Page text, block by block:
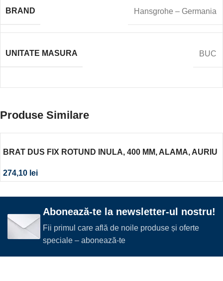
BRAND Hansgrohe – Germania
UNITATE MASURA BUC
Produse Similare
BRAT DUS FIX ROTUND INULA, 400 MM, ALAMA, AURIU
274,10 lei
Abonează-te la newsletter-ul nostru!
Fii primul care află de noile produse și oferte
speciale – abonează-te